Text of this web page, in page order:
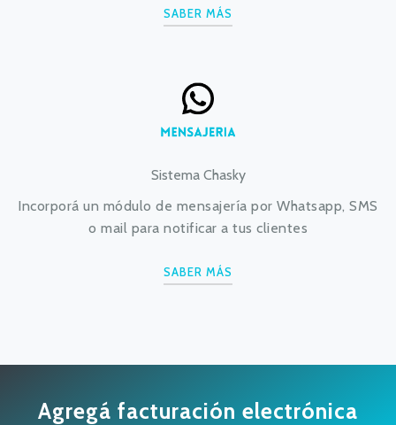
SABER MÁS
Sistema Chasky
Incorporá un módulo de mensajería por Whatsapp, SMS
o mail para notificar a tus clientes
SABER MÁS
Agregá facturación electrónica